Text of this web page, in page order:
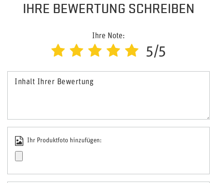
IHRE BEWERTUNG SCHREIBEN
Ihre Note:
5/5
Inhalt Ihrer Bewertung
Ihr Produktfoto hinzufügen: